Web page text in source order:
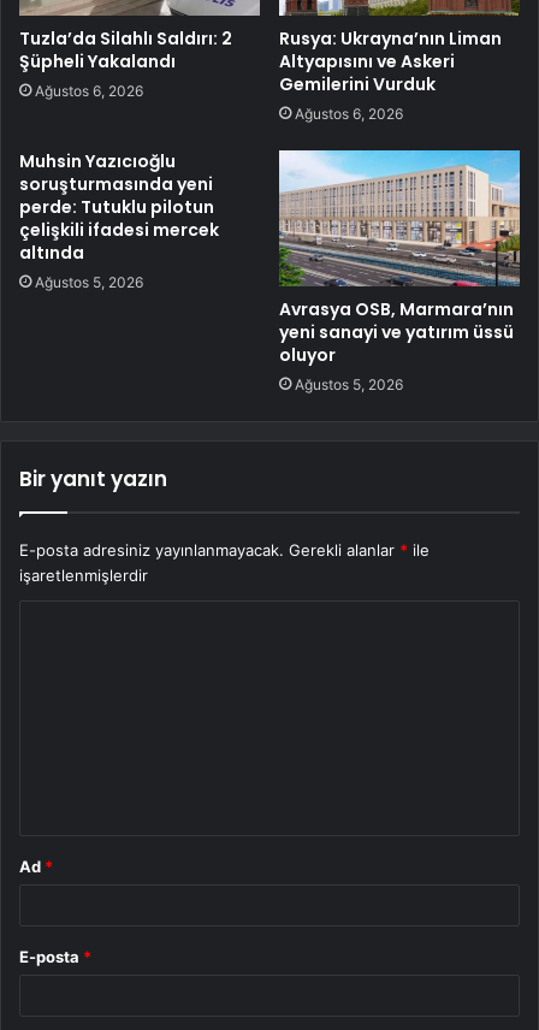
Tuzla’da Silahlı Saldırı: 2
Şüpheli Yakalandı
Ağustos 6, 2026
Rusya: Ukrayna’nın Liman
Altyapısını ve Askeri
Gemilerini Vurduk
Ağustos 6, 2026
Muhsin Yazıcıoğlu
soruşturmasında yeni
perde: Tutuklu pilotun
çelişkili ifadesi mercek
altında
Ağustos 5, 2026
Avrasya OSB, Marmara’nın
yeni sanayi ve yatırım üssü
oluyor
Ağustos 5, 2026
Bir yanıt yazın
E-posta adresiniz yayınlanmayacak. Gerekli alanlar * ile
işaretlenmişlerdir
Ad *
E-posta *